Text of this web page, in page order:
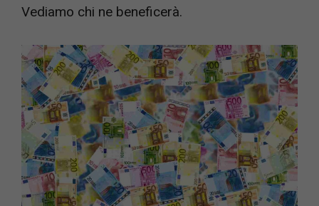
Vediamo chi ne beneficerà.